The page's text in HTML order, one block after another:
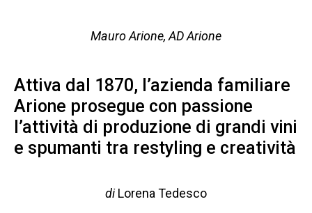
Mauro Arione, AD Arione
Attiva dal 1870, l’azienda familiare
Arione prosegue con passione
l’attività di produzione di grandi vini
e spumanti tra restyling e creatività
diLorena Tedesco